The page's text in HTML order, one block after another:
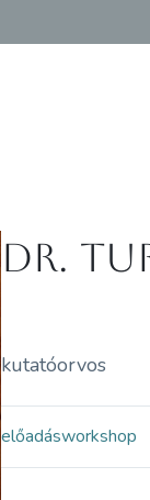
dr.
kutatóorvos
előadásworkshop